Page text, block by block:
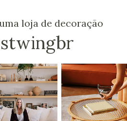
loja de decoração